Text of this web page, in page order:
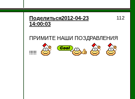
Поделиться 112
2012-04-23
14:00:03
ПРИМИТЕ НАШИ ПОЗДРАВЛЕНИЯ
!!!!!